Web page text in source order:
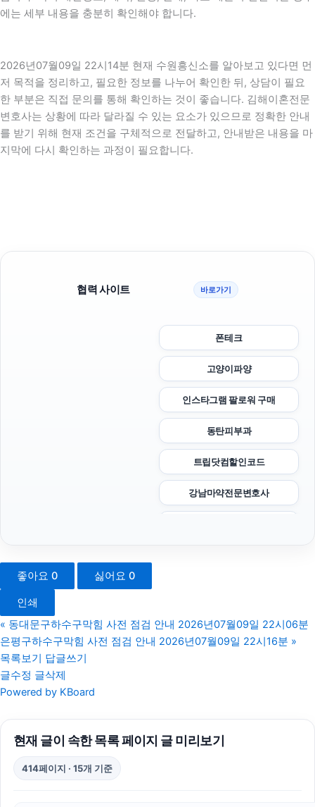
에는 세부 내용을 충분히 확인해야 합니다.
2026년07월09일 22시14분 현재 수원흥신소를 알아보고 있다면 먼
저 목적을 정리하고, 필요한 정보를 나누어 확인한 뒤, 상담이 필요
한 부분은 직접 문의를 통해 확인하는 것이 좋습니다. 김해이혼전문
변호사는 상황에 따라 달라질 수 있는 요소가 있으므로 정확한 안내
를 받기 위해 현재 조건을 구체적으로 전달하고, 안내받은 내용을 마
지막에 다시 확인하는 과정이 필요합니다.
협력 사이트 바로가기
폰테크
고양이파양
인스타그램 팔로워 구매
동탄피부과
트립닷컴할인코드
강남마약전문변호사
아고다할인코드
의정부변호사
광진구하수구막힘
좋아요 0 싫어요 0
인쇄
« 동대문구하수구막힘 사전 점검 안내 2026년07월09일 22시06분
은평구하수구막힘 사전 점검 안내 2026년07월09일 22시16분 »
목록보기
답글쓰기
글수정 글삭제
Powered by KBoard
현재 글이 속한 목록 페이지 글 미리보기
414페이지 · 15개 기준